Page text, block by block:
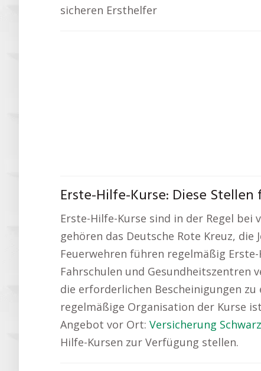
sicheren Ersthelfer
Erste-Hilfe-Kurse: Diese
Erste-Hilfe-Kurse sind in der Regel
gehören das Deutsche Rote Kreuz,
Feuerwehren führen regelmäßig
Fahrschulen und Gesundheitszentren
die erforderlichen Bescheinigungen
regelmäßige Organisation der Kurse
Angebot vor Ort: Versicherung
Hilfe-Kursen zur Verfügung stellen.